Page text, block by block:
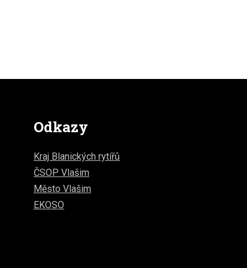
Odkazy
Kraj Blanických rytířů
ČSOP Vlašim
Město Vlašim
EKOSO